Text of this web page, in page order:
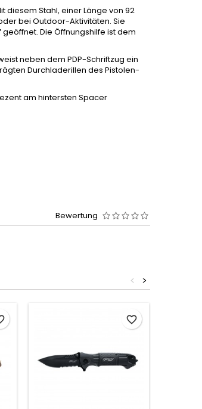
diesem Stahl, einer Länge von 92
bei Outdoor-Aktivitäten. Sie
Die Öffnungshilfe ist dem
neben dem PDP-Schriftzug ein
Durchladerillen des Pistolen-
am hintersten Spacer
Bewertung
>
<
favorite_border